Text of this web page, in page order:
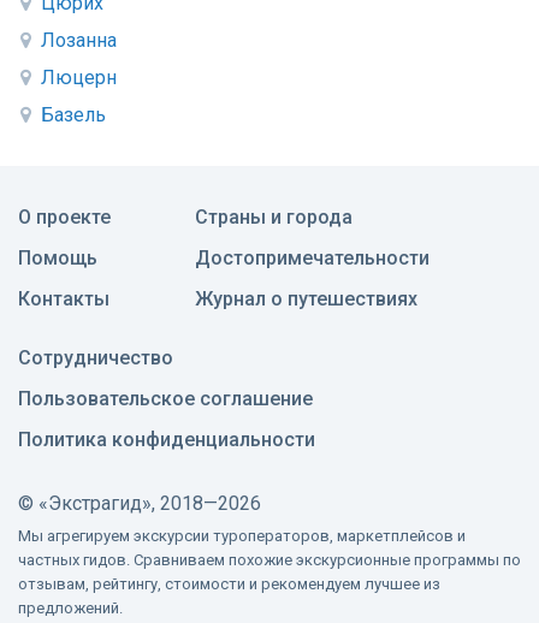
Лозанна
Люцерн
Базель
О проекте
Помощь
Контакты
Страны и города
Достопримечательности
Журнал о путешествиях
Сотрудничество
Пользовательское соглашение
Политика конфиденциальности
© «Экстрагид», 2018—2026
Мы агрегируем экскурсии туроператоров, маркетплейсов и
частных гидов. Сравниваем похожие экскурсионные программы по
отзывам, рейтингу, стоимости и рекомендуем лучшее из
предложений.